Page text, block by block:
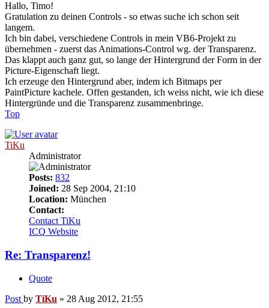
Hallo, Timo!
Gratulation zu deinen Controls - so etwas suche ich schon seit
langem.
Ich bin dabei, verschiedene Controls in mein VB6-Projekt zu
übernehmen - zuerst das Animations-Control wg. der Transparenz.
Das klappt auch ganz gut, so lange der Hintergrund der Form in der
Picture-Eigenschaft liegt.
Ich erzeuge den Hintergrund aber, indem ich Bitmaps per
PaintPicture kachele. Offen gestanden, ich weiss nicht, wie ich diese
Hintergründe und die Transparenz zusammenbringe.
Top
TiKu
Administrator
Posts: 832
Joined: 28 Sep 2004, 21:10
Location: München
Contact:
Contact TiKu
ICQ Website
Re: Transparenz!
Quote
Post by TiKu » 28 Aug 2012, 21:55